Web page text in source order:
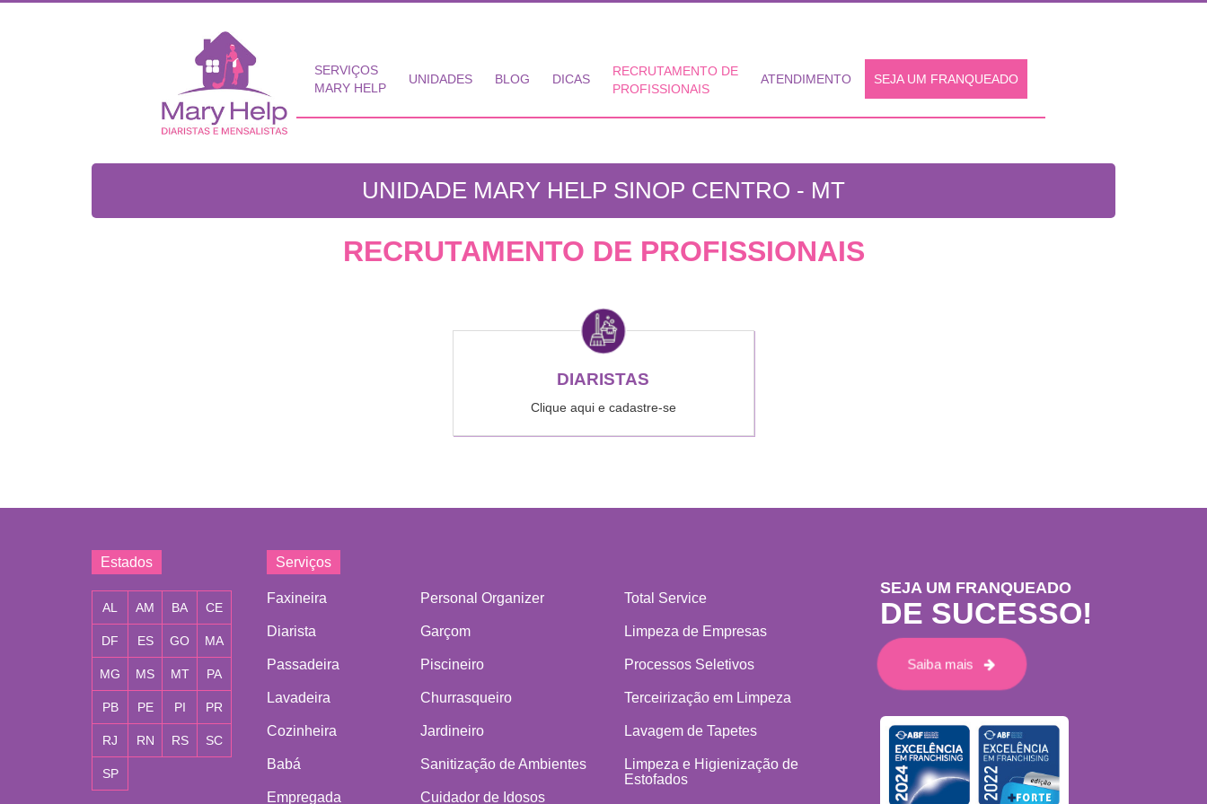
SERVIÇOS
MARY HELP
UNIDADES BLOG DICAS
RECRUTAMENTO DE
PROFISSIONAIS
ATENDIMENTO SEJA UM FRANQUEADO
UNIDADE MARY HELP SINOP CENTRO - MT
RECRUTAMENTO DE PROFISSIONAIS
DIARISTAS
Clique aqui e cadastre-se
Estados
AL AM BA CE
DF ES GO MA
MG MS MT PA
PB PE PI PR
RJ RN RS SC
SP
Serviços
Faxineira
Diarista
Passadeira
Lavadeira
Cozinheira
Babá
Empregada
Personal Organizer
Garçom
Piscineiro
Churrasqueiro
Jardineiro
Sanitização de Ambientes
Cuidador de Idosos
Total Service
Limpeza de Empresas
Processos Seletivos
Terceirização em Limpeza
Lavagem de Tapetes
Limpeza e Higienização de
Estofados
SEJA UM FRANQUEADO
DE SUCESSO!
Saiba mais